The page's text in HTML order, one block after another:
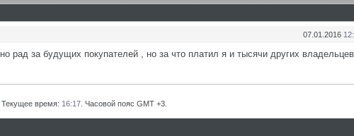
07.01.2016
за будущих покупателей , но за что платил я и тысячи других владельцев
Текущее время: 16:17 . Часовой пояс GMT +3.